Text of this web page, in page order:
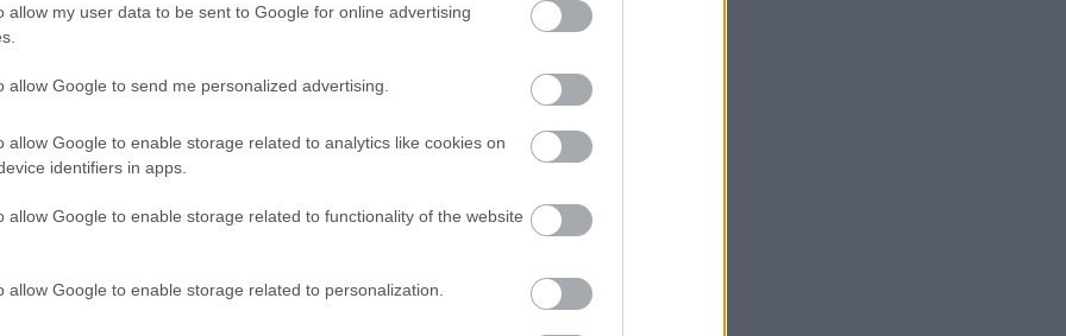
allow my user data to be sent to Google for online advertising
allow Google to send me personalized advertising.
allow Google to enable storage related to analytics like cookies on
identifiers in apps.
allow Google to enable storage related to functionality of the website
allow Google to enable storage related to personalization.
talán még
tartható az
Az atomerőmű egyetlen